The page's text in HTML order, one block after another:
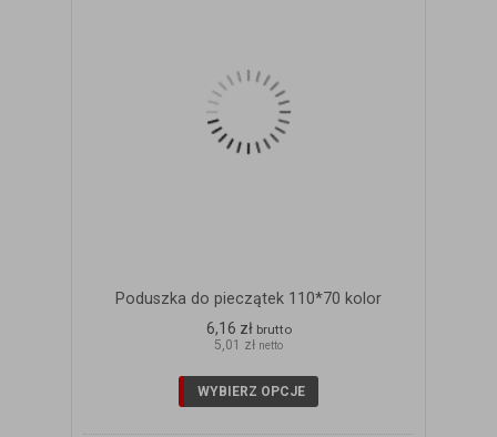
Poduszka do pieczątek 110*70 kolor
6,16 zł brutto
5,01 zł netto
WYBIERZ OPCJE